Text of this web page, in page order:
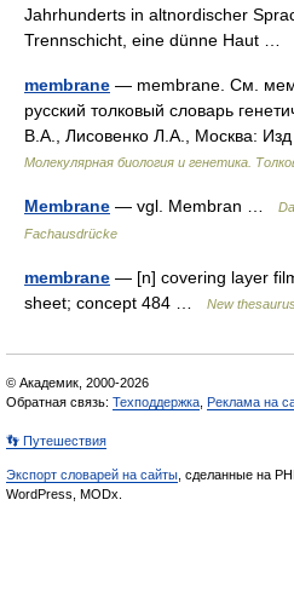
Jahrhunderts in altnordischer
Trennschicht, eine dünne Haut …
membrane — membrane. См.
русский толковый словарь
В.А., Лисовенко Л.А., Москва:
Молекулярная биология и генетика.
Membrane — vgl. Membran …
Fachausdrücke
membrane — [n] covering layer
sheet; concept 484 …
New
© Академик, 2000-2026
Обратная связь: Техподдержка Реклама на
👣 Путешествия
Экспорт словарей на сайты , сделанные на
WordPress, MODx.